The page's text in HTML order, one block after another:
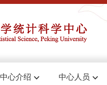
中心介绍 中心人员